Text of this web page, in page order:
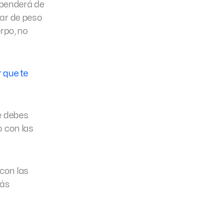
de
de peso
no
que te
debes
con las
las